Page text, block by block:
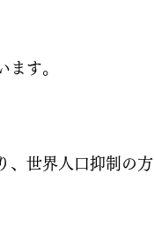
ます。
、世界人口抑制の方